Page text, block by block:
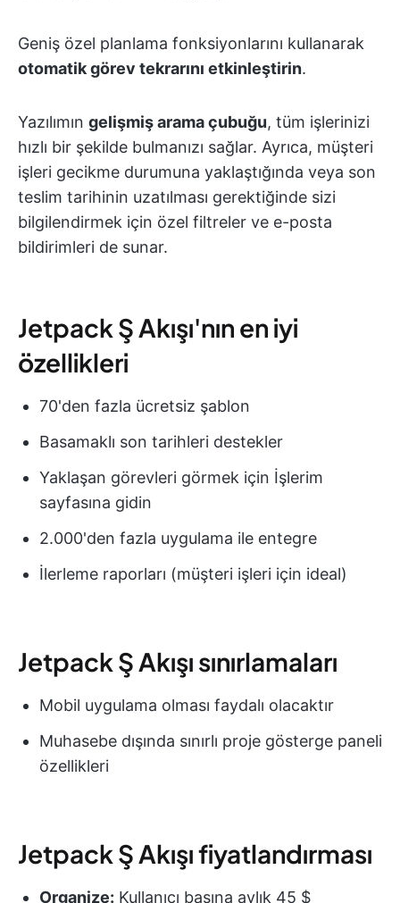
Geniş özel planlama fonksiyonlarını kullanarak
otomatik görev tekrarını etkinleştirin.
Yazılımın gelişmiş arama çubuğu, tüm işlerinizi
hızlı bir şekilde bulmanızı sağlar. Ayrıca, müşteri
işleri gecikme durumuna yaklaştığında veya son
teslim tarihinin uzatılması gerektiğinde sizi
bilgilendirmek için özel filtreler ve e-posta
bildirimleri de sunar.
Jetpack Ş Akışı'nın en iyi
özellikleri
70'den fazla ücretsiz şablon
Basamaklı son tarihleri destekler
Yaklaşan görevleri görmek için İşlerim
sayfasına gidin
2.000'den fazla uygulama ile entegre
İlerleme raporları (müşteri işleri için ideal)
Jetpack Ş Akışı sınırlamaları
Mobil uygulama olması faydalı olacaktır
Muhasebe dışında sınırlı proje gösterge paneli
özellikleri
Jetpack Ş Akışı fiyatlandırması
Organize: Kullanıcı başına aylık 45 $